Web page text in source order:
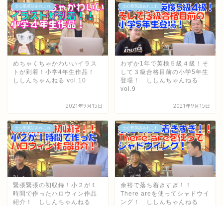
士心塾英語あれこれ
めちゃくちゃかわいいイラス
トが到着！小学4年生作品！
ししんちゃんねる vol.10
2021年9月15日
士心塾英語あれこれ
わずか1年で英検５級４級！そ
して３級合格目前の小学5年生
登場！ ししんちゃんねる
vol.9
2021年9月15日
士心塾英語あれこれ
緊張緊張の初収録！小２が１
時間で作ったハロウィン作品
紹介！ ししんちゃんねる
士心塾英語あれこれ
余裕で落ち着きすぎ！！
There areを使ってシャドウイ
ング！ ししんちゃんねる